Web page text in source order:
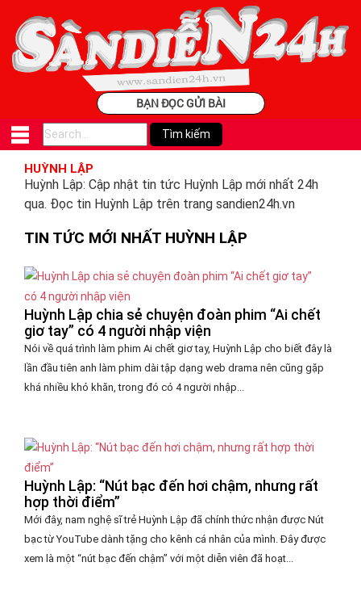
BẠN ĐỌC GỬI BÀI
HUỲNH LẬP
Huỳnh Lập: Cập nhật tin tức Huỳnh Lập mới nhất 24h
qua. Đọc tin Huỳnh Lập trên trang sandien24h.vn
TIN TỨC MỚI NHẤT HUỲNH LẬP
Huỳnh Lập chia sẻ chuyện đoàn phim “Ai chết
giơ tay” có 4 người nhập viện
Nói về quá trình làm phim Ai chết giơ tay, Huỳnh Lập cho biết đây là
lần đầu tiên anh làm phim dài tập dạng web drama nên cũng gặp
khá nhiều khó khăn, trong đó có 4 người nhập...
Huỳnh Lập: “Nút bạc đến hơi chậm, nhưng rất
hợp thời điểm”
Mới đây, nam nghệ sĩ trẻ Huỳnh Lập đã chính thức nhận được Nút
bạc từ YouTube dành tặng cho kênh cá nhân của mình. Đây được
xem là một “nút bạc đến chậm” với một diễn viên đã hoạt...